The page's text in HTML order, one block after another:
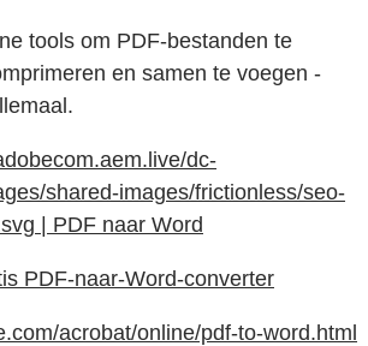
tools om PDF-bestanden te
en samen te voegen -
dc-
shared-images/frictionless/seo-
| PDF naar Word
PDF-naar-Word-converter
acrobat/online/pdf-to-word.html